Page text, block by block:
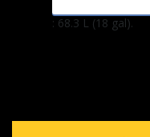
: 68.3 L (18 gal).